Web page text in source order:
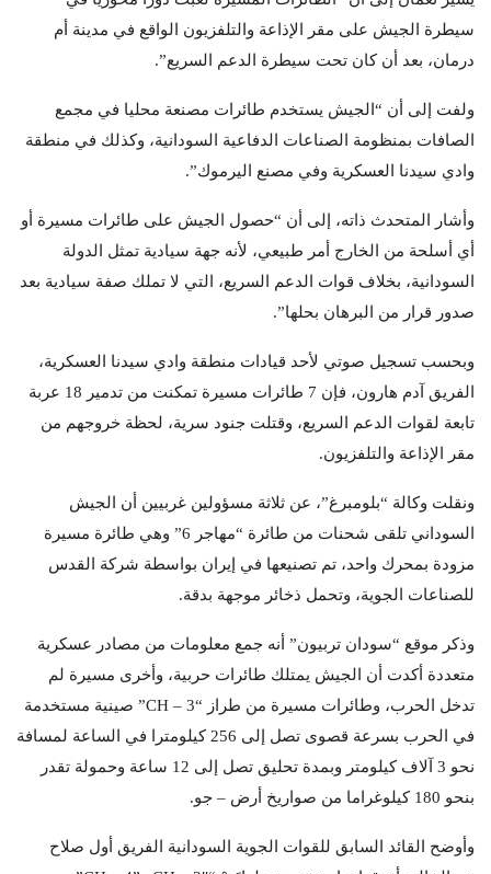
سيطرة الجيش على مقر الإذاعة والتلفزيون الواقع في مدينة أم
درمان، بعد أن كان تحت سيطرة الدعم السريع”.
ولفت إلى أن “الجيش يستخدم طائرات مصنعة محليا في مجمع
الصافات بمنظومة الصناعات الدفاعية السودانية، وكذلك في منطقة
وادي سيدنا العسكرية وفي مصنع اليرموك”.
وأشار المتحدث ذاته، إلى أن “حصول الجيش على طائرات مسيرة أو
أي أسلحة من الخارج أمر طبيعي، لأنه جهة سيادية تمثل الدولة
السودانية، بخلاف قوات الدعم السريع، التي لا تملك صفة سيادية بعد
صدور قرار من البرهان بحلها”.
وبحسب تسجيل صوتي لأحد قيادات منطقة وادي سيدنا العسكرية،
الفريق آدم هارون، فإن 7 طائرات مسيرة تمكنت من تدمير 18 عربة
تابعة لقوات الدعم السريع، وقتلت جنود سرية، لحظة خروجهم من
مقر الإذاعة والتلفزيون.
ونقلت وكالة “بلومبرغ”، عن ثلاثة مسؤولين غربيين أن الجيش
السوداني تلقى شحنات من طائرة “مهاجر 6” وهي طائرة مسيرة
مزودة بمحرك واحد، تم تصنيعها في إيران بواسطة شركة القدس
للصناعات الجوية، وتحمل ذخائر موجهة بدقة.
وذكر موقع “سودان تربيون” أنه جمع معلومات من مصادر عسكرية
متعددة أكدت أن الجيش يمتلك طائرات حربية، وأخرى مسيرة لم
تدخل الحرب، وطائرات مسيرة من طراز “CH – 3” صينية مستخدمة
في الحرب بسرعة قصوى تصل إلى 256 كيلومترا في الساعة لمسافة
نحو 3 آلاف كيلومتر وبمدة تحليق تصل إلى 12 ساعة وحمولة تقدر
بنحو 180 كيلوغراما من صواريخ أرض – جو.
وأوضح القائد السابق للقوات الجوية السودانية الفريق أول صلاح